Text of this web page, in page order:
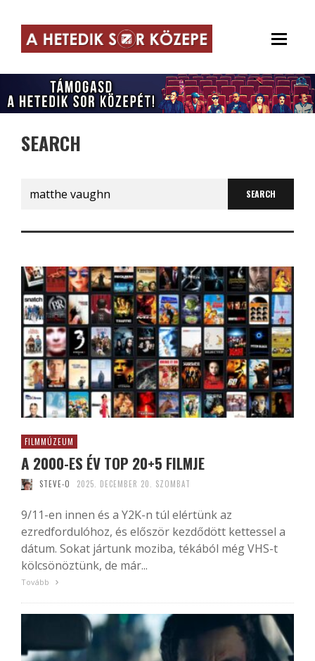
SEARCH
Search
for:
FILMMÚZEUM
A 2000-ES ÉV TOP 20+5 FILMJE
STEVE-O 2025. DECEMBER 20. SZOMBAT
9/11-en innen és a Y2K-n túl elértünk az
ezredfordulóhoz, és először kezdődött kettessel a
dátum. Sokat jártunk moziba, tékából még VHS-t
kölcsönöztünk, de már...
Tovább